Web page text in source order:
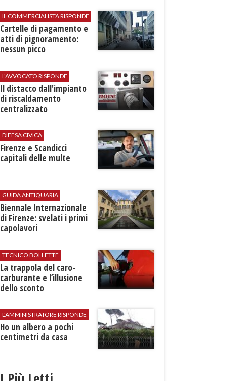
IL COMMERCIALISTA RISPONDE
Cartelle di pagamento e
atti di pignoramento:
nessun picco
L'AVVOCATO RISPONDE
Il distacco dall'impianto
di riscaldamento
centralizzato
DIFESA CIVICA
Firenze e Scandicci
capitali delle multe
GUIDA ANTIQUARIA
Biennale Internazionale
di Firenze: svelati i primi
capolavori
TECNICO BOLLETTE
​La trappola del caro-
carburante e l’illusione
dello sconto
L'AMMINISTRATORE RISPONDE
Ho un albero a pochi
centimetri da casa